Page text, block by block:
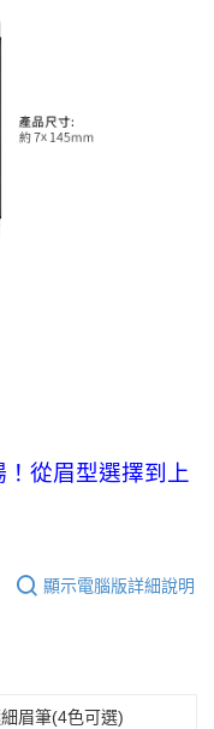
從眉型選擇到上
顯示電腦版詳細說明
眉筆(4色可選)